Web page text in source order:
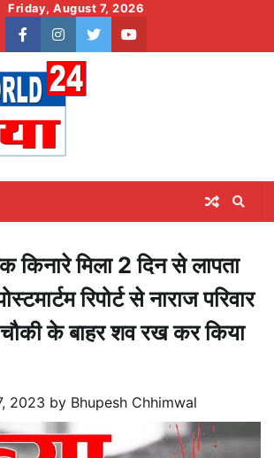
Friday, August 7, 2026
facebookinstagram
twitteryoutube
किनारे मिला 2 दिन से लापता
रिपोर्ट से नाराज परिवार
के बाहर शव रख कर किया
2023 by Bhupesh Chhimwal